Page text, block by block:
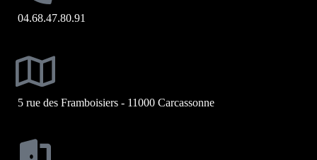
04.68.47.80.91
5 rue des Framboisiers - 11000 Carcassonne